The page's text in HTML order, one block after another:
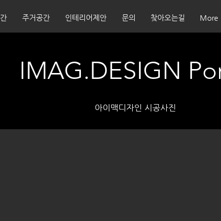
주거공간 인테리어제안 문의 찾아오는길 More
IMAG.DESIGN
​아이맥디자인 시공사진